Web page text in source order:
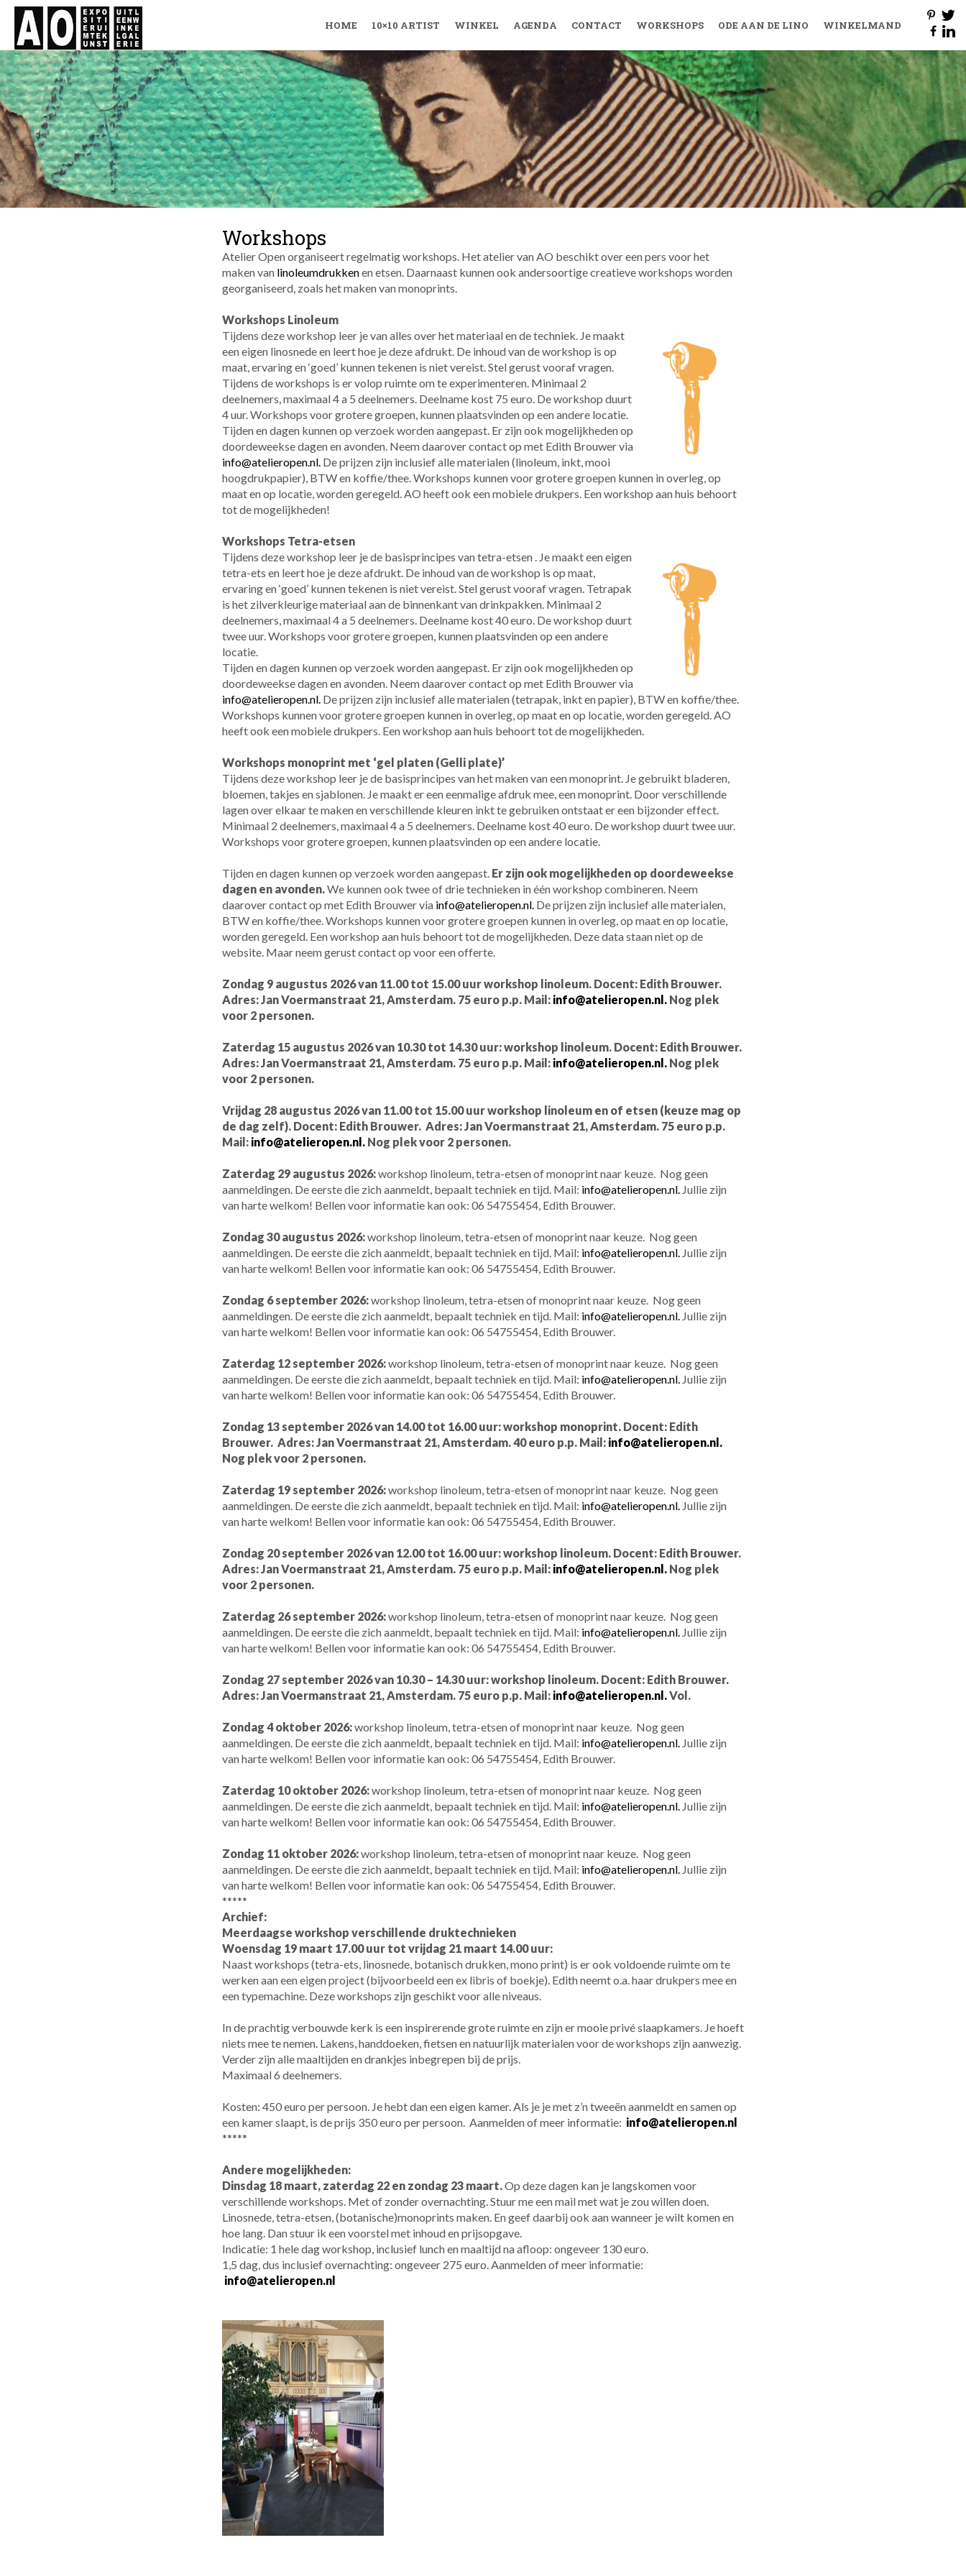
HOME 10×10 ARTIST WINKEL AGENDA CONTACT WORKSHOPS ODE AAN DE LINO WINKELMAND
Workshops
Atelier Open organiseert regelmatig workshops. Het atelier van AO beschikt over een pers voor het
maken van linoleumdrukkenen etsen. Daarnaast kunnen ook andersoortige creatieve workshops worden
georganiseerd, zoals het maken van monoprints.
Workshops Linoleum
Tijdens deze workshop leer je van alles over het materiaal en de techniek. Je maakt
een eigen linosnede en leert hoe je deze afdrukt. De inhoud van de workshop is op
maat, ervaring en ‘goed’ kunnen tekenen is niet vereist. Stel gerust vooraf vragen.
Tijdens de workshops is er volop ruimte om te experimenteren. Minimaal 2
deelnemers, maximaal 4 a 5 deelnemers. Deelname kost 75 euro. De workshop duurt
4 uur. Workshops voor grotere groepen, kunnen plaatsvinden op een andere locatie.
Tijden en dagen kunnen op verzoek worden aangepast. Er zijn ook mogelijkheden op
doordeweekse dagen en avonden. Neem daarover contact op met Edith Brouwer via
info@atelieropen.nl. De prijzen zijn inclusief alle materialen (linoleum, inkt, mooi
hoogdrukpapier), BTW en koffie/thee. Workshops kunnen voor grotere groepen kunnen in overleg, op
maat en op locatie, worden geregeld. AO heeft ook een mobiele drukpers. Een workshop aan huis behoort
tot de mogelijkheden!
Workshops Tetra-etsen
Tijdens deze workshop leer je de basisprincipes van tetra-etsen . Je maakt een eigen
tetra-ets en leert hoe je deze afdrukt. De inhoud van de workshop is op maat,
ervaring en ‘goed’ kunnen tekenen is niet vereist. Stel gerust vooraf vragen. Tetrapak
is het zilverkleurige materiaal aan de binnenkant van drinkpakken. Minimaal 2
deelnemers, maximaal 4 a 5 deelnemers. Deelname kost 40 euro. De workshop duurt
twee uur. Workshops voor grotere groepen, kunnen plaatsvinden op een andere
locatie.
Tijden en dagen kunnen op verzoek worden aangepast. Er zijn ook mogelijkheden op
doordeweekse dagen en avonden. Neem daarover contact op met Edith Brouwer via
info@atelieropen.nl. De prijzen zijn inclusief alle materialen (tetrapak, inkt en papier), BTW en koffie/thee.
Workshops kunnen voor grotere groepen kunnen in overleg, op maat en op locatie, worden geregeld. AO
heeft ook een mobiele drukpers. Een workshop aan huis behoort tot de mogelijkheden.
Workshops monoprint met ‘gel platen (Gelli plate)’
Tijdens deze workshop leer je de basisprincipes van het maken van een monoprint. Je gebruikt bladeren,
bloemen, takjes en sjablonen. Je maakt er een eenmalige afdruk mee, een monoprint. Door verschillende
lagen over elkaar te maken en verschillende kleuren inkt te gebruiken ontstaat er een bijzonder effect.
Minimaal 2 deelnemers, maximaal 4 a 5 deelnemers. Deelname kost 40 euro. De workshop duurt twee uur.
Workshops voor grotere groepen, kunnen plaatsvinden op een andere locatie.
Tijden en dagen kunnen op verzoek worden aangepast. Er zijn ook mogelijkheden op doordeweekse
dagen en avonden.We kunnen ook twee of drie technieken in één workshop combineren. Neem
daarover contact op met Edith Brouwer via info@atelieropen.nl. De prijzen zijn inclusief alle materialen,
BTW en koffie/thee. Workshops kunnen voor grotere groepen kunnen in overleg, op maat en op locatie,
worden geregeld. Een workshop aan huis behoort tot de mogelijkheden. Deze data staan niet op de
website. Maar neem gerust contact op voor een offerte.
Zondag 9 augustus 2026 van 11.00 tot 15.00 uur workshop linoleum. Docent: Edith Brouwer.
Adres: Jan Voermanstraat 21, Amsterdam. 75 euro p.p. Mail: info@atelieropen.nl.Nog plek
voor 2 personen.
Zaterdag 15 augustus 2026 van 10.30 tot 14.30 uur:workshop linoleum. Docent: Edith Brouwer.
Adres: Jan Voermanstraat 21, Amsterdam. 75 euro p.p. Mail: info@atelieropen.nl.Nog plek
voor 2 personen.
Vrijdag 28 augustus 2026 van 11.00 tot 15.00 uur workshop linoleum en of etsen (keuze mag op
de dag zelf). Docent: Edith Brouwer. Adres: Jan Voermanstraat 21, Amsterdam. 75 euro p.p.
Mail: info@atelieropen.nl.Nog plek voor 2 personen.
Zaterdag 29 augustus 2026:workshop linoleum, tetra-etsen of monoprint naar keuze. Nog geen
aanmeldingen. De eerste die zich aanmeldt, bepaalt techniek en tijd. Mail: info@atelieropen.nl.Jullie zijn
van harte welkom! Bellen voor informatie kan ook: 06 54755454, Edith Brouwer.
Zondag 30 augustus 2026:workshop linoleum, tetra-etsen of monoprint naar keuze. Nog geen
aanmeldingen. De eerste die zich aanmeldt, bepaalt techniek en tijd. Mail: info@atelieropen.nl.Jullie zijn
van harte welkom! Bellen voor informatie kan ook: 06 54755454, Edith Brouwer.
Zondag 6 september 2026:workshop linoleum, tetra-etsen of monoprint naar keuze. Nog geen
aanmeldingen. De eerste die zich aanmeldt, bepaalt techniek en tijd. Mail: info@atelieropen.nl.Jullie zijn
van harte welkom! Bellen voor informatie kan ook: 06 54755454, Edith Brouwer.
Zaterdag 12 september 2026:workshop linoleum, tetra-etsen of monoprint naar keuze. Nog geen
aanmeldingen. De eerste die zich aanmeldt, bepaalt techniek en tijd. Mail: info@atelieropen.nl.Jullie zijn
van harte welkom! Bellen voor informatie kan ook: 06 54755454, Edith Brouwer.
Zondag 13 september 2026 van 14.00 tot 16.00 uur: workshop monoprint. Docent: Edith
Brouwer. Adres: Jan Voermanstraat 21, Amsterdam. 40 euro p.p. Mail: info@atelieropen.nl.
Nog plek voor 2 personen.
Zaterdag 19 september 2026:workshop linoleum, tetra-etsen of monoprint naar keuze. Nog geen
aanmeldingen. De eerste die zich aanmeldt, bepaalt techniek en tijd. Mail: info@atelieropen.nl.Jullie zijn
van harte welkom! Bellen voor informatie kan ook: 06 54755454, Edith Brouwer.
Zondag 20 september 2026 van 12.00 tot 16.00 uur: workshop linoleum. Docent: Edith Brouwer.
Adres: Jan Voermanstraat 21, Amsterdam. 75 euro p.p. Mail: info@atelieropen.nl.Nog plek
voor 2 personen.
Zaterdag 26 september 2026:workshop linoleum, tetra-etsen of monoprint naar keuze. Nog geen
aanmeldingen. De eerste die zich aanmeldt, bepaalt techniek en tijd. Mail: info@atelieropen.nl.Jullie zijn
van harte welkom! Bellen voor informatie kan ook: 06 54755454, Edith Brouwer.
Zondag 27 september 2026 van 10.30 – 14.30 uur: workshop linoleum. Docent: Edith Brouwer.
Adres: Jan Voermanstraat 21, Amsterdam. 75 euro p.p. Mail: info@atelieropen.nl.Vol.
Zondag 4 oktober 2026:workshop linoleum, tetra-etsen of monoprint naar keuze. Nog geen
aanmeldingen. De eerste die zich aanmeldt, bepaalt techniek en tijd. Mail: info@atelieropen.nl.Jullie zijn
van harte welkom! Bellen voor informatie kan ook: 06 54755454, Edith Brouwer.
Zaterdag 10 oktober 2026:workshop linoleum, tetra-etsen of monoprint naar keuze. Nog geen
aanmeldingen. De eerste die zich aanmeldt, bepaalt techniek en tijd. Mail: info@atelieropen.nl.Jullie zijn
van harte welkom! Bellen voor informatie kan ook: 06 54755454, Edith Brouwer.
Zondag 11 oktober 2026:workshop linoleum, tetra-etsen of monoprint naar keuze. Nog geen
aanmeldingen. De eerste die zich aanmeldt, bepaalt techniek en tijd. Mail: info@atelieropen.nl.Jullie zijn
van harte welkom! Bellen voor informatie kan ook: 06 54755454, Edith Brouwer.
*****
Archief:
Meerdaagse workshop verschillende druktechnieken
Woensdag 19 maart 17.00 uur tot vrijdag 21 maart 14.00 uur:
Naast workshops (tetra-ets, linosnede, botanisch drukken, mono print) is er ook voldoende ruimte om te
werken aan een eigen project (bijvoorbeeld een ex libris of boekje). Edith neemt o.a. haar drukpers mee en
een typemachine. Deze workshops zijn geschikt voor alle niveaus.
In de prachtig verbouwde kerk is een inspirerende grote ruimte en zijn er mooie privé slaapkamers. Je hoeft
niets mee te nemen. Lakens, handdoeken, fietsen en natuurlijk materialen voor de workshops zijn aanwezig.
Verder zijn alle maaltijden en drankjes inbegrepen bij de prijs.
Maximaal 6 deelnemers.
Kosten: 450 euro per persoon. Je hebt dan een eigen kamer. Als je je met z’n tweeën aanmeldt en samen op
een kamer slaapt, is de prijs 350 euro per persoon. Aanmelden of meer informatie: info@atelieropen.nl
*****
Andere mogelijkheden:
Dinsdag 18 maart, zaterdag 22 en zondag 23 maart.Op deze dagen kan je langskomen voor
verschillende workshops. Met of zonder overnachting. Stuur me een mail met wat je zou willen doen.
Linosnede, tetra-etsen, (botanische)monoprints maken. En geef daarbij ook aan wanneer je wilt komen en
hoe lang. Dan stuur ik een voorstel met inhoud en prijsopgave.
Indicatie: 1 hele dag workshop, inclusief lunch en maaltijd na afloop: ongeveer 130 euro.
1,5 dag, dus inclusief overnachting: ongeveer 275 euro. Aanmelden of meer informatie:
info@atelieropen.nl